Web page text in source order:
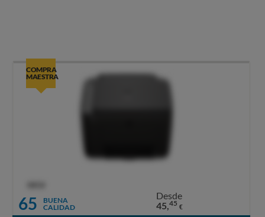
COMPRA
MAESTRA
65
BUENA
CALIDAD
Desde
45,45 €